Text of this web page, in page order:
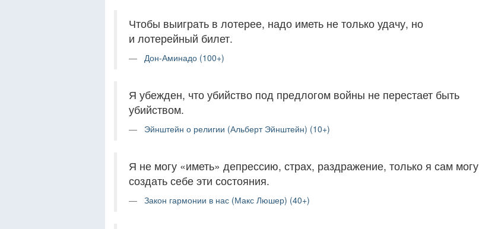
Чтобы выиграть в лотерее, надо иметь не только удачу, но
и лотерейный билет.
Дон-Аминадо (100+)
Я убежден, что убийство под предлогом войны не перестает быть
убийством.
Эйнштейн о религии (Альберт Эйнштейн) (10+)
Я не могу «иметь» депрессию, страх, раздражение, только я сам могу
создать себе эти состояния.
Закон гармонии в нас (Макс Люшер) (40+)